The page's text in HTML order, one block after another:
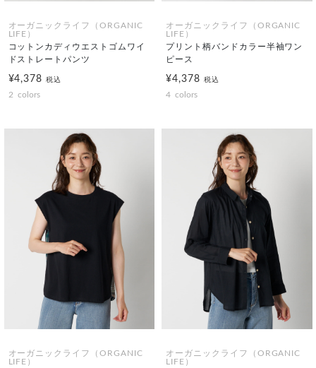
オーガニックライフ（ORGANIC
LIFE）
コットンカディウエストゴムワイ
ドストレートパンツ
¥4,378税込
2 colors
オーガニックライフ（ORGANIC
LIFE）
プリント柄バンドカラー半袖ワン
ピース
¥4,378 税込
4 colors
オーガニックライフ（ORGANIC
LIFE）
オーガニックライフ（ORGANIC
LIFE）